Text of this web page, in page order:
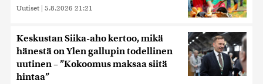
Uutiset | 5.8.2026 21:21
Keskustan Siika-aho kertoo, mikä
hänestä on Ylen gallupin todellinen
uutinen – ”Kokoomus maksaa siitä
hintaa”